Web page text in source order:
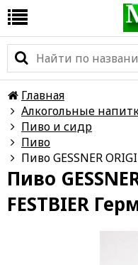
Главная
Алкогольные
Пиво и сидр
Пиво
Пиво GESSNER
Пиво
FESTBIER